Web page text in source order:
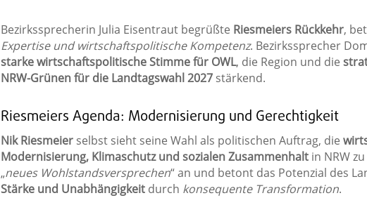
Bezirkssprecherin Julia Eisentraut begrüßte Riesmeiers Rückkehr,
Expertise und wirtschaftspolitische Kompetenz. Bezirkssprecher
starke wirtschaftspolitische Stimme für OWL, die Region und die
NRW-Grünen für die Landtagswahl 2027stärkend.
Riesmeiers Agenda: Modernisierung und Gerechtigkeit
Nik Riesmeierselbst sieht seine Wahl als politischen Auftrag, die
Modernisierung, Klimaschutz und sozialen Zusammenhaltin NRW
„neues Wohlstandsversprechen“ an und betont das Potenzial des
Stärke und Unabhängigkeitdurch konsequente Transformation.